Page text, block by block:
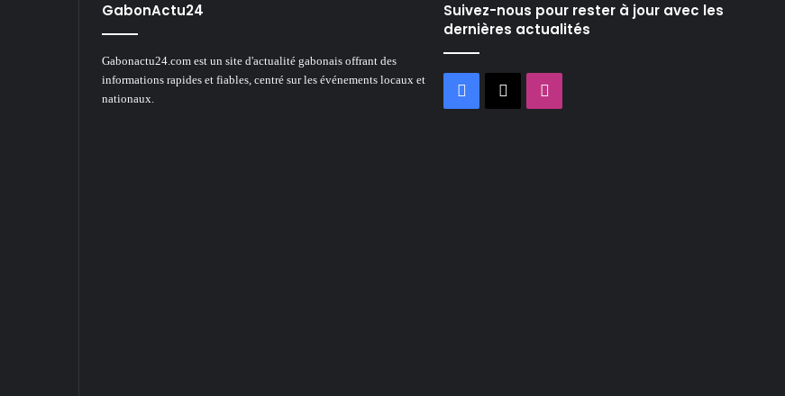
GabonActu24
Gabonactu24.com est un site d'actualité gabonais offrant des
informations rapides et fiables, centré sur les événements locaux et
nationaux.
Suivez-nous pour rester à jour avec les
dernières actualités
Facebook
X